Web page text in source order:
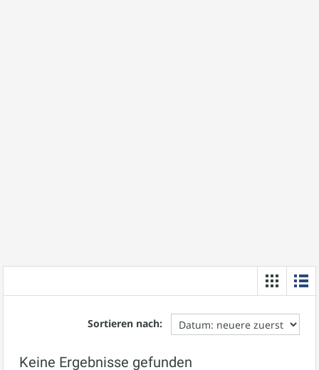
Sortieren nach:
Keine Ergebnisse gefunden